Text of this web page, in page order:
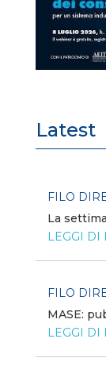
Latest
FILO
La
LEGGI DI
FILO
MASE:
LEGGI DI